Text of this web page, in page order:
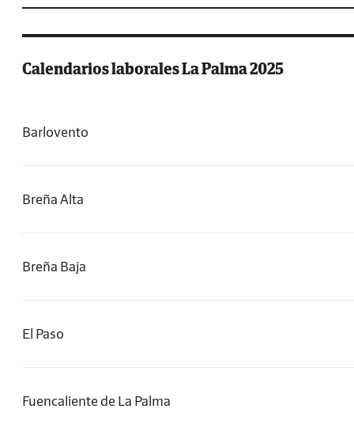
Calendarios laborales La Palma 2025
Barlovento
Breña Alta
Breña Baja
El Paso
Fuencaliente de La Palma